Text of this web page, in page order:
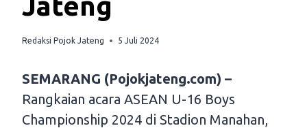
Redaksi Pojok Jateng 5 Juli 2024
SEMARANG (Pojokjateng.com) –
Rangkaian acara ASEAN U-16 Boys
Championship 2024 di Stadion Manahan,